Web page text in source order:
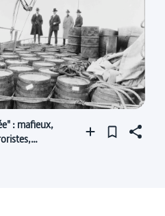
: mafieux,